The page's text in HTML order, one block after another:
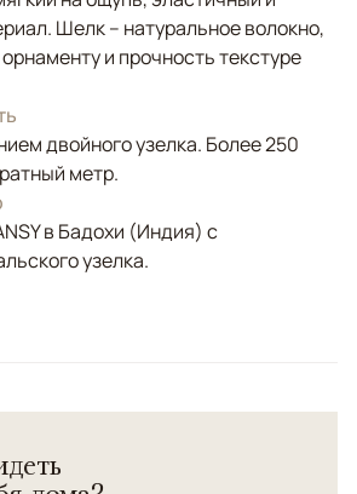
Шелк – натуральное волокно,
и прочность текстуре
двойного узелка. Более 250
метр.
в Бадохи (Индия) с
узелка.